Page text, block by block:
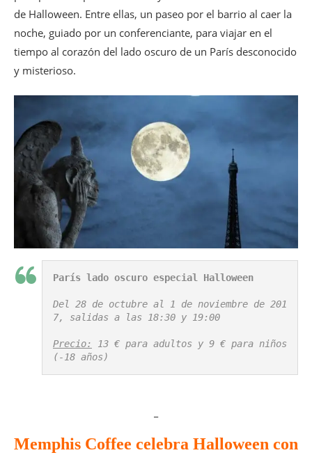
de Halloween. Entre ellas, un paseo por el barrio al caer la
noche, guiado por un conferenciante, para viajar en el
tiempo al corazón del lado oscuro de un París desconocido
y misterioso.
París lado oscuro especial Halloween
Del 28 de octubre al 1 de noviembre de 201
7, salidas a las 18:30 y 19:00
Precio:
13 € para adultos y 9 € para niños
(-18 años)
Memphis Coffee celebra Halloween con